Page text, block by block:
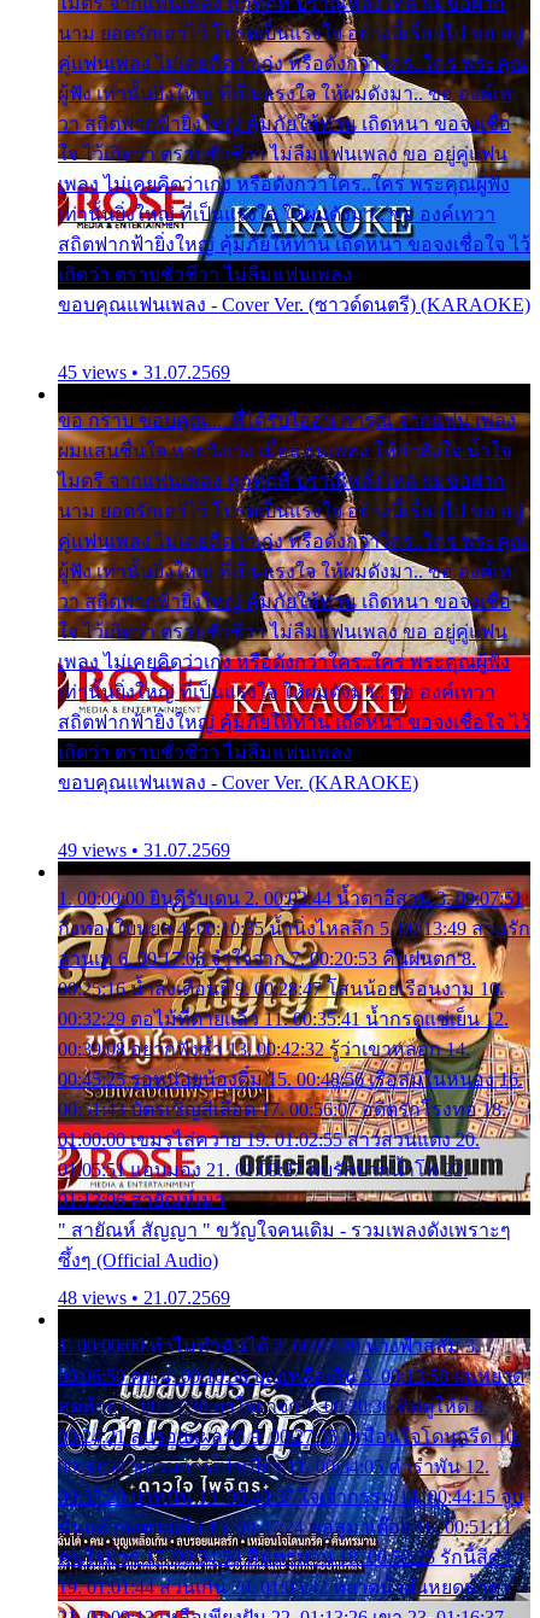
นาม ยอดรักเอาไว้ โปรดเป็นแรงใจ อย่างนี้เรื่อยไป ขอ อยู่
คู่แฟนเพลง ไม่เคยคิดว่าเก่ง หรือดังกว่าใคร..ใคร พระคุณ
ผู้ฟัง เท่านั้นยิ่งใหญ่ ที่เป็นแรงใจ ให้ผมดังมา.. ขอ องค์เท
วา สถิตฟากฟ้ายิ่งใหญ่ คุ้มภัยให้ท่าน เถิดหนา ขอจงเชื่อ
ใจ ไว้เถิดว่า ตราบชั่วชีวา ไม่ลืมแฟนเพลง ขอ อยู่คู่แฟน
เพลง ไม่เคยคิดว่าเก่ง หรือดังกว่าใคร..ใคร พระคุณผู้ฟัง
เท่านั้นยิ่งใหญ่ ที่เป็นแรงใจ ให้ผมดังมา.. ขอ องค์เทวา
สถิตฟากฟ้ายิ่งใหญ่ คุ้มภัยให้ท่าน เถิดหนา ขอจงเชื่อใจ ไว้
เถิดว่า ตราบชั่วชีวา ไม่ลืมแฟนเพลง
ขอบคุณแฟนเพลง - Cover Ver. (ซาวด์ดนตรี) (KARAOKE)
45 views • 31.07.2569
ขอ กราบ ขอบคุณ.... ที่ได้รับไออุ่น การุณ จากแฟน เพลง
ผมแสนชื่นใจ หายวังเวง เมื่อแฟนเพลง ให้กำลังใจ น้ำใจ
ไมตรี จากแฟนเพลง ทุกทุกที่ ปราณีหลั่งไหล ผมขอฝาก
นาม ยอดรักเอาไว้ โปรดเป็นแรงใจ อย่างนี้เรื่อยไป ขอ อยู่
คู่แฟนเพลง ไม่เคยคิดว่าเก่ง หรือดังกว่าใคร..ใคร พระคุณ
ผู้ฟัง เท่านั้นยิ่งใหญ่ ที่เป็นแรงใจ ให้ผมดังมา.. ขอ องค์เท
วา สถิตฟากฟ้ายิ่งใหญ่ คุ้มภัยให้ท่าน เถิดหนา ขอจงเชื่อ
ใจ ไว้เถิดว่า ตราบชั่วชีวา ไม่ลืมแฟนเพลง ขอ อยู่คู่แฟน
เพลง ไม่เคยคิดว่าเก่ง หรือดังกว่าใคร..ใคร พระคุณผู้ฟัง
เท่านั้นยิ่งใหญ่ ที่เป็นแรงใจ ให้ผมดังมา.. ขอ องค์เทวา
สถิตฟากฟ้ายิ่งใหญ่ คุ้มภัยให้ท่าน เถิดหนา ขอจงเชื่อใจ ไว้
เถิดว่า ตราบชั่วชีวา ไม่ลืมแฟนเพลง
ขอบคุณแฟนเพลง - Cover Ver. (KARAOKE)
49 views • 31.07.2569
1. 00:00:00 ยินดีรับเดน 2. 00:03:44 น้ำตาอีสาน 3. 00:07:51
กิ่งทองใบหยก 4. 00:10:35 น้ำนิ่งไหลลึก 5. 00:13:49 ลานรัก
ลานเท 6. 00:17:06 จำใจจาก 7. 00:20:53 คืนฝนตก 8.
00:25:16 น้ำลงเดือนยี่ 9. 00:28:47 โสนน้อยเรือนงาม 10.
00:32:29 ตอไม้ที่ตายแล้ว 11. 00:35:41 น้ำกรดแช่เย็น 12.
00:39:08 อยากฟังซ้ำ 13. 00:42:32 รู้ว่าเขาหลอก 14.
00:45:25 รอหน่อยน้องติ๋ม 15. 00:48:56 เรือล่มในหนอง 16.
00:51:43 บัตรเชิญสีเลือด 17. 00:56:07 อดีตรักโรงทอ 18.
01:00:00 เขมรไล่ควาย 19. 01:02:55 สาวสวนแตง 20.
01:05:51 แอบมอง 21. 01:09:27 พบรักปากน้ำโพ 22.
01:13:06 สายัณห์เมา
" สายัณห์ สัญญา " ขวัญใจคนเดิม - รวมเพลงดังเพราะๆ
ซึ้งๆ (Official Audio)
48 views • 21.07.2569
1. 00:00:00 ทำไมทำฉันได้ 2. 00:03:20 นางฟ้าสลัม 3.
00:06:50 คน 4. 00:10:36 บุญเหลือเกิน 5. 00:13:58 ฝนหยาด
สุดท้าย 6. 00:17:30 ยาใจยาจก 7. 00:20:30 คิดดูให้ดี 8.
00:24:21 ลบรอยแผลรัก 9. 00:27:35 เหมือนใจโดนกรีด 10.
00:30:54 ขบวนการเปาเปียว 11. 00:34:05 คำรำพัน 12.
00:37:20 ปาหนัน 13. 00:40:37 ใจเจ้ากรรม 14. 00:44:15 จูบ
ฉันแล้วจงตายเสีย 15. 00:47:24 ขอสูมาเต๊อะ 16. 00:51:11
คนใจมาร 17. 00:54:50 คืนทรมาน 18. 00:58:25 รักนี้สีดำ
19. 01:01:44 ส่วนเกิน 20. 01:05:42 หยาดน้ำฝนหยดน้ำตา